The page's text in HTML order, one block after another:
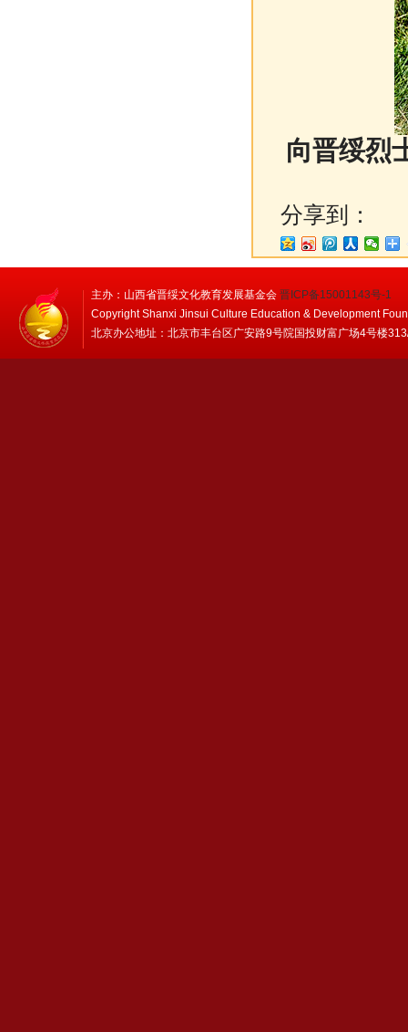
向晋绥烈
分享到：
主办：山西省晋绥文化教育发展基金会 晋ICP备15001143号-1
Copyright Shanxi Jinsui Culture Education & Development
北京办公地址：北京市丰台区广安路9号院国投财富广场4号楼